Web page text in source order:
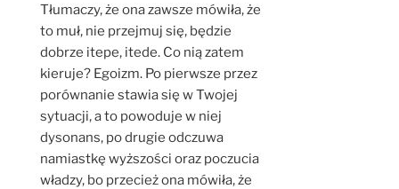
Tłumaczy, że ona zawsze mówiła, że
to muł, nie przejmuj się, będzie
dobrze itepe, itede. Co nią zatem
kieruje? Egoizm. Po pierwsze przez
porównanie stawia się w Twojej
sytuacji, a to powoduje w niej
dysonans, po drugie odczuwa
namiastkę wyższości oraz poczucia
władzy, bo przecież ona mówiła, że